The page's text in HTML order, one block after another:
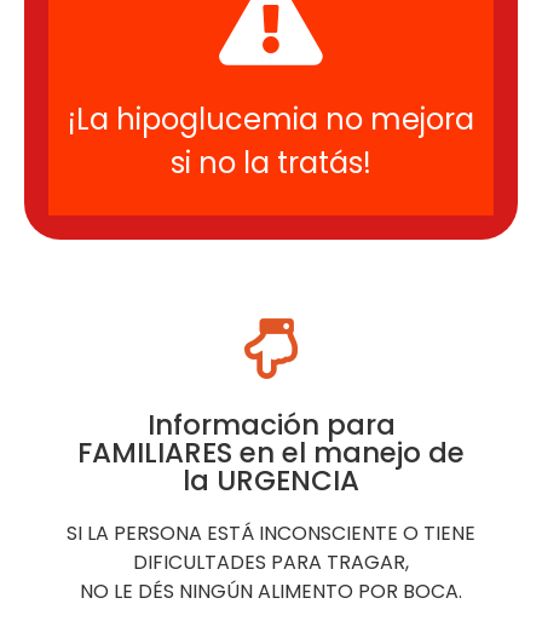
¡La hipoglucemia no mejora
si no la tratás!
Información para
FAMILIARES en el manejo de
la URGENCIA
SI LA PERSONA ESTÁ INCONSCIENTE O TIENE
DIFICULTADES PARA TRAGAR,
NO LE DÉS NINGÚN ALIMENTO POR BOCA.